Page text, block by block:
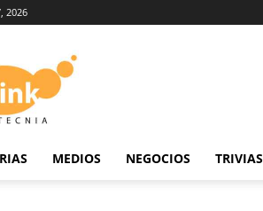
2026
MEDIOS NEGOCIOS TRIVIAS